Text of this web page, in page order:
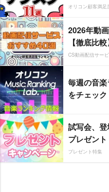
オリコン顧客満足
2026年動
【徹底比較
CS動画配信サー
毎週の音
をチェック
試写会、
プレゼント
プレゼント特集